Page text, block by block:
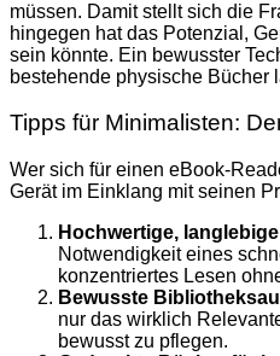
müssen. Damit stellt sich die
hingegen hat das Potenzial,
sein könnte. Ein bewusster
bestehende physische Bücher
Tipps für Minimalisten:
Wer sich für einen eBook-
Gerät im Einklang mit seinen
Hochwertige,
Notwendigkeit eines
konzentriertes Lesen
Bewusste
nur das wirklich
bewusst zu pflegen.